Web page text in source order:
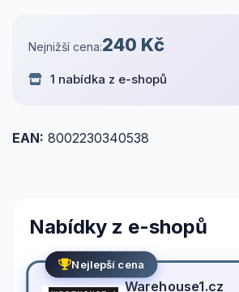
Nejnižší cena:240 Kč
1 nabídka z e-shopů
EAN: 8002230340538
Nabídky z e-shopů
Nejlepší cena
Warehouse1.cz